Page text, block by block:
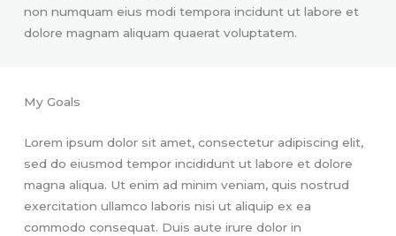
non numquam eius modi tempora incidunt ut labore et
dolore magnam aliquam quaerat voluptatem.
My Goals
Lorem ipsum dolor sit amet, consectetur adipiscing elit,
sed do eiusmod tempor incididunt ut labore et dolore
magna aliqua. Ut enim ad minim veniam, quis nostrud
exercitation ullamco laboris nisi ut aliquip ex ea
commodo consequat. Duis aute irure dolor in